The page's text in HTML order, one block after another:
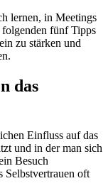
lernen, in Meetings
folgenden fünf Tipps
zu stärken und
das
Einfluss auf das
und in der man sich
Besuch
Selbstvertrauen oft